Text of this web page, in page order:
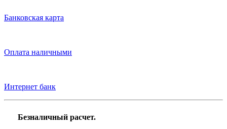
Банковская карта
Оплата наличными
Интернет банк
Безналичный расчет.